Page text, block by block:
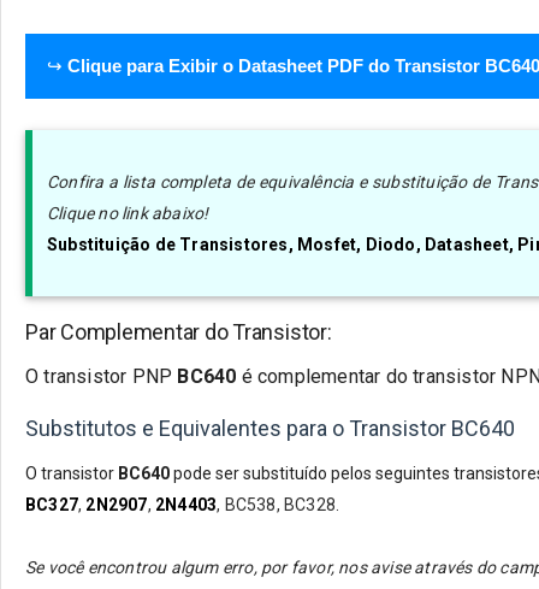
↪ Clique para Exibir o Datasheet PDF do Transistor BC640
Confira a lista completa de equivalência e substituição de
Clique no link abaixo!
Substituição de Transistores, Mosfet, Diodo, Datasheet,
Par Complementar do Transistor:
O transistor PNP BC640 é complementar do transistor N
Substitutos e Equivalentes para o Transistor BC640
O transistor BC640pode ser substituído pelos seguintes
BC327, 2N2907, 2N4403, BC538, BC328.
Se você encontrou algum erro, por favor, nos avise através do